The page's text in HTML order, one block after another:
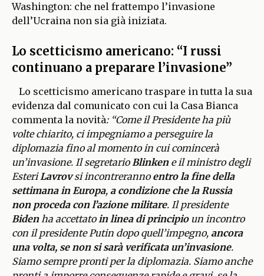
Washington: che nel frattempo l’invasione
dell’Ucraina non sia già iniziata.
Lo scetticismo americano: “I russi
continuano a preparare l’invasione”
Lo scetticismo americano traspare in tutta la sua
evidenza dal comunicato con cui la Casa Bianca
commenta la novità: “Come il Presidente ha più
volte chiarito, ci impegniamo a perseguire la
diplomazia fino al momento in cui comincerà
un’invasione. Il segretarioBlinkene il ministro degli
EsteriLavrovsi incontrerannoentro la fine della
settimana in Europa, a condizione che la Russia
non proceda con l’azione militare. Il presidente
Bidenha accettatoin linea di principioun incontro
con il presidente Putin dopo quell’impegno, ancora
una volta, se non si sarà verificata un’invasione.
Siamo sempre pronti per la diplomazia. Siamo anche